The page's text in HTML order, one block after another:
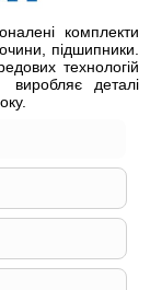
комплекти
підшипники.
технологій
виробляє деталі